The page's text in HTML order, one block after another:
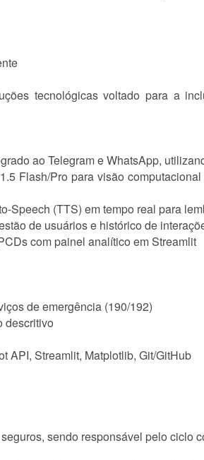
tecnológicas voltado para a
ao Telegram e WhatsApp,
Flash/Pro para visão
Speech (TTS) em tempo real para
de usuários e histórico de
com painel analítico em Streamlit
de emergência (190/192)
descritivo
API, Streamlit, Matplotlib, Git/GitHub
sendo responsável pelo ciclo